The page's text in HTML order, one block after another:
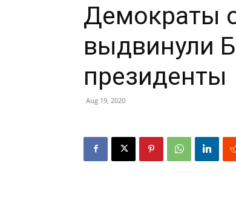
Демократы
выдвинули
президенты
Aug 19, 2020